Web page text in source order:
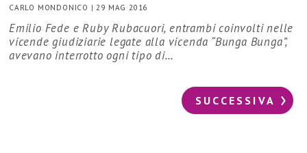
CARLO MONDONICO |29 MAG 2016
Emilio Fede e Ruby Rubacuori, entrambi coinvolti nelle
vicende giudiziarie legate alla vicenda “Bunga Bunga”,
avevano interrotto ogni tipo di…
SUCCESSIVA